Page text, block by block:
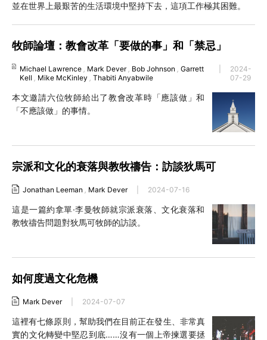
並在世界上最艱苦的生活環境中堅持下去，這項工作極其困難。
牧師論壇：教會改革「要做的事」和「禁忌」
Michael Lawrence , Mark Dever , Bob Johnson ,Garrett
Kell , Mike McKinley ,Thabiti Anyabwile
2024-
07-29
本文邀請六位牧師給出了教會改革時「應該做」和
「不應該做」的事情。
宗派和文化的衰落與教牧禱告：訪談狄馬可
Jonathan Leeman Mark Dever 2024-07-16
這是一篇約拿單·李曼牧師就宗派衰落、文化衰落和
教牧禱告問題對狄馬可牧師的訪談。
如何度過文化危機
Mark Dever 2024-07-07
這裡有七條原則，幫助我們在目前正在發生、非常真
實的文化轉變中堅忍到底……沒有一個上帝揀選要拯